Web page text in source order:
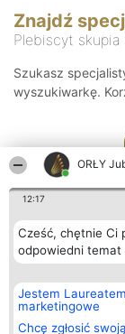
ORŁY
12:17
Cześć, chętnie Ci
odpowiedni temat
Jestem
marketingowe
Chcę zgłosić
Znajdź
Plebiscyt
Szukasz
wyszukiwarkę.
Organizator
Bright Side Solutions sp.
o. sp. k.
ul. Ruska 22